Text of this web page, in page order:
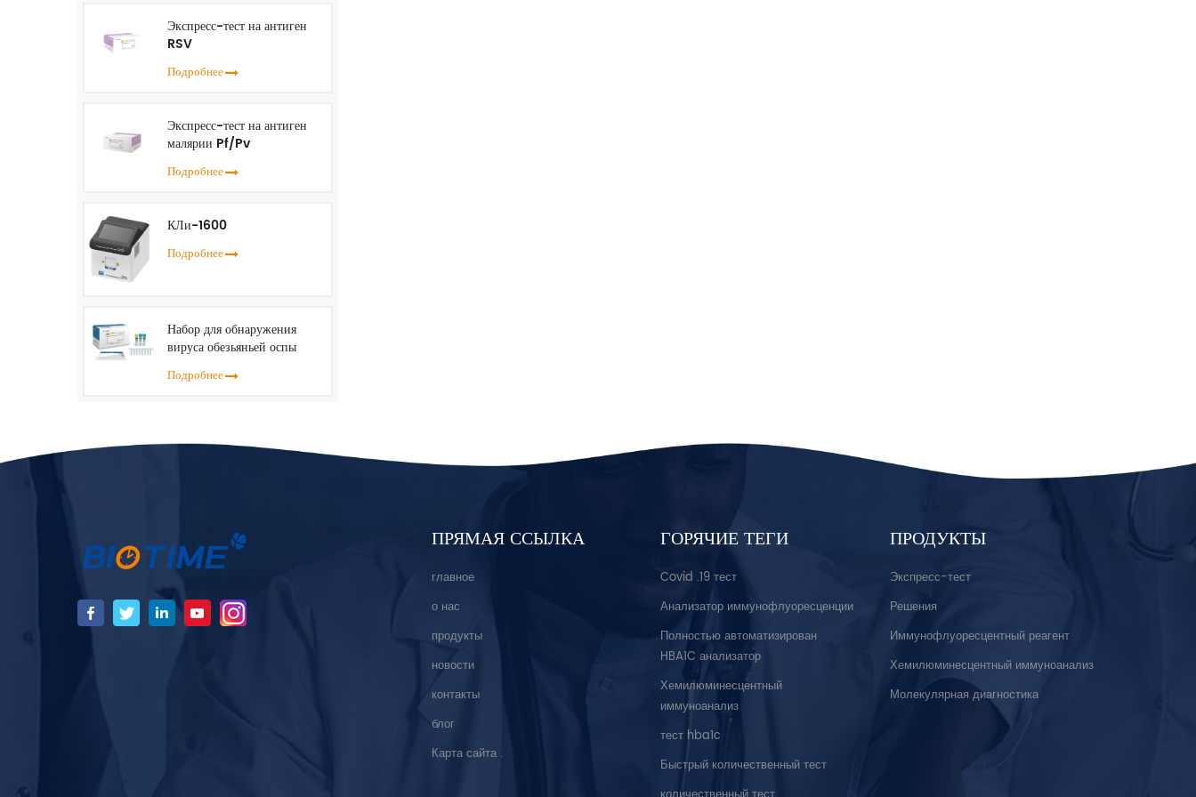
Экспресс-тест на антиген
RSV
Подробнее
Экспресс-тест на антиген
малярии Pf/Pv
Подробнее
КЛи-1600
Подробнее
Набор для обнаружения
вируса обезьяньей оспы
Подробнее
ПРЯМАЯ ССЫЛКА
главное
о нас
продукты
новости
контакты
блог
Карта сайта .
ГОРЯЧИЕ ТЕГИ
Covid .19 тест
Анализатор иммунофлуоресценции
Полностью автоматизирован
HBA1C анализатор
Хемилюминесцентный
иммуноанализ
тест hba1c
Быстрый количественный тест
ПРОДУКТЫ
Экспресс-тест
Решения
Иммунофлуоресцентный реагент
Хемилюминесцентный иммуноанализ
Молекулярная диагностика